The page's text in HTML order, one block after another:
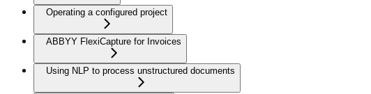
Operating a configured project
ABBYY FlexiCapture for Invoices
Using NLP to process unstructured documents